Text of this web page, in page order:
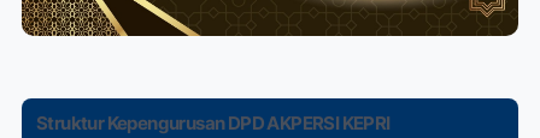
Struktur Kepengurusan DPD AKPERSI KEPRI